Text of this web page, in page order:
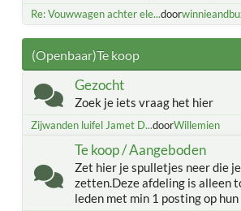
Re: Vouwwagen achter ele...door
(Openbaar)Te koop
Gezocht
Zoek je iets vraag het hier
Zijwanden luifel Jamet D...doorWillemien
Te koop / Aangeboden
Zet hier je spulletjes neer die
zetten.Deze afdeling is alleen
leden met min 1 posting op hun